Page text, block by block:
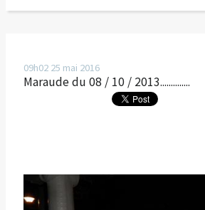
09h02 25 mai 2016
Maraude du 08 / 10 / 2013..............